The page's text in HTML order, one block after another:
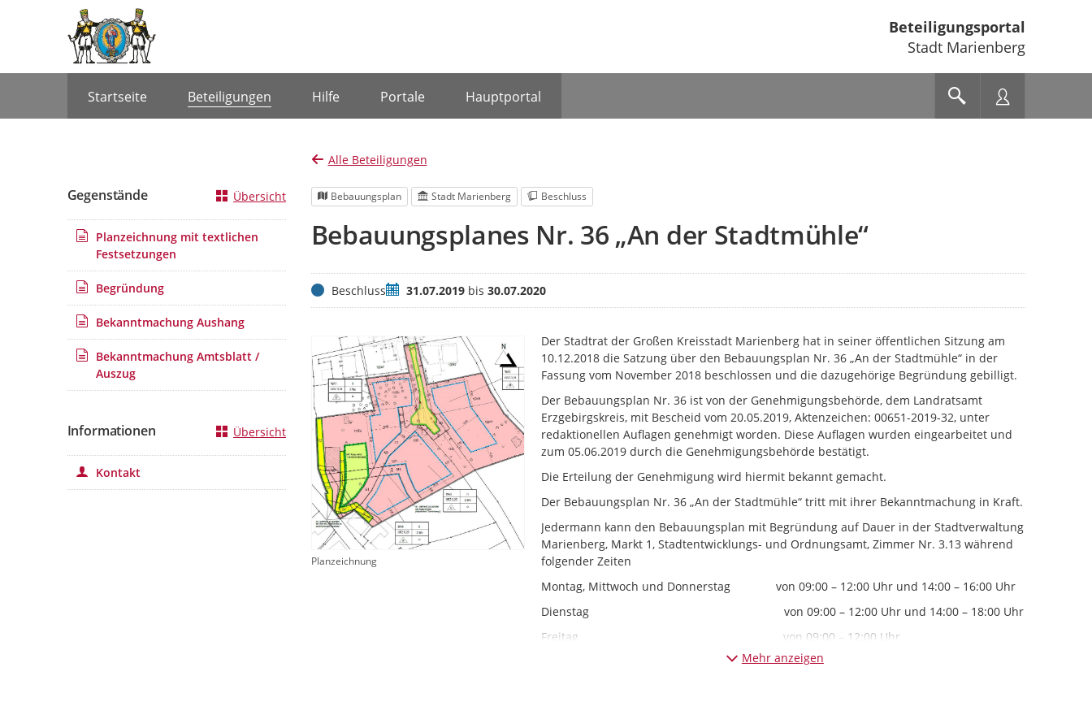
Beteiligungsportal
Stadt Marienberg
Startseite Beteiligungen Hilfe Portale Hauptportal
Alle Beteiligungen
Bebauungsplan Stadt Marienberg Beschluss
Bebauungsplanes Nr. 36 „An der Stadtmühle“
StatusBeschlussZeitraum
31.07.2019bis 30.07.2020
Planzeichnung
Der Stadtrat der Großen Kreisstadt Marienberg hat in seiner öffentlichen Sitzung am
10.12.2018 die Satzung über den Bebauungsplan Nr. 36 „An der Stadtmühle“ in der
Fassung vom November 2018 beschlossen und die dazugehörige Begründung gebilligt.
Der Bebauungsplan Nr. 36 ist von der Genehmigungsbehörde, dem Landratsamt
Erzgebirgskreis, mit Bescheid vom 20.05.2019, Aktenzeichen: 00651-2019-32, unter
redaktionellen Auflagen genehmigt worden. Diese Auflagen wurden eingearbeitet und
zum 05.06.2019 durch die Genehmigungsbehörde bestätigt.
Die Erteilung der Genehmigung wird hiermit bekannt gemacht.
Der Bebauungsplan Nr. 36 „An der Stadtmühle“ tritt mit ihrer Bekanntmachung in Kraft.
Jedermann kann den Bebauungsplan mit Begründung auf Dauer in der Stadtverwaltung
Marienberg, Markt 1, Stadtentwicklungs- und Ordnungsamt, Zimmer Nr. 3.13 während
folgender Zeiten
Montag, Mittwoch und Donnerstag von 09:00 – 12:00 Uhr und 14:00 – 16:00 Uhr
Dienstag von 09:00 – 12:00 Uhr und 14:00 – 18:00 Uhr
Freitag von 09:00 – 12:00 Uhr
einsehen und über den Inhalt Auskunft erlangen.
Mehr anzeigen
Gegenstände Übersicht
Planzeichnung mit textlichen
Festsetzungen
Begründung
Bekanntmachung Aushang
Bekanntmachung Amtsblatt /
Auszug
Informationen Übersicht
Kontakt